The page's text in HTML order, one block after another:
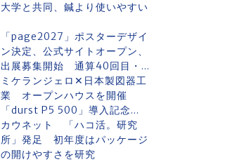
大学と共同、鍼より使いやすい
「page2027」ポスターデザイ
ン決定、公式サイトオープン、
出展募集開始 通算40回目・...
ミケランジェロ✕日本製図器工
業 オープンハウスを開催
「durst P5 500」導入記念...
カウネット 「ハコ活。研究
所」発足 初年度はパッケージ
の開けやすさを研究